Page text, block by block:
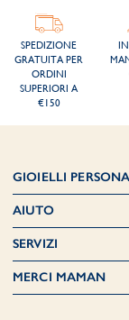
SPEDIZIONE
GRATUITA PER
ORDINI
SUPERIORI A
€150
GIOIELLI
AIUTO
SERVIZI
MERCI MAMAN